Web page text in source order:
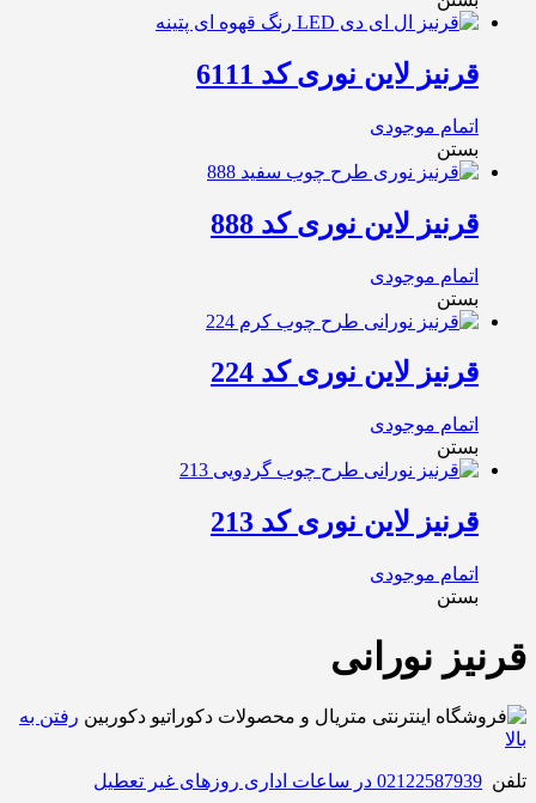
قرنیز لاین نوری کد 6111
اتمام موجودی
بستن
قرنیز لاین نوری کد 888
اتمام موجودی
بستن
قرنیز لاین نوری کد 224
اتمام موجودی
بستن
قرنیز لاین نوری کد 213
اتمام موجودی
بستن
قرنیز نورانی
رفتن به
بالا
تلفن 02122587939 در ساعات اداری روزهای غیر تعطیل